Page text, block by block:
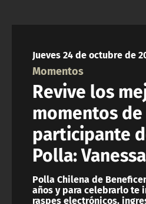
Jueves 24 de octubre de
Momentos
Revive los
momentos
participante
Polla:
Polla Chilena de
años y para celebrarlo te
raspes electrónicos,